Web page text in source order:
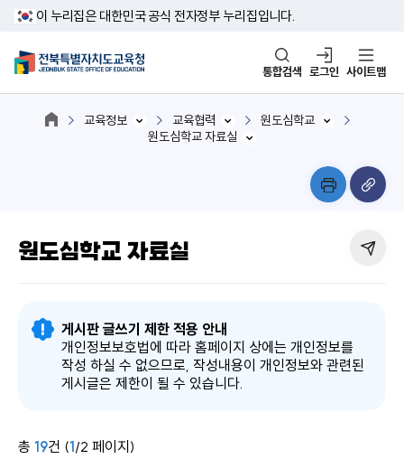
이 누리집은 대한민국 공식 전자정부 누리집입니다.
통합검색 로그인 사이트맵
교육정보 교육협력
원도심학교
원도심학교 자료실
원도심학교 자료실
게시판 글쓰기 제한 적용 안내
개인정보보호법에 따라 홈페이지 상에는 개인정보를
작성 하실 수 없으므로, 작성내용이 개인정보와 관련된
게시글은 제한이 될 수 있습니다.
총 19건 (1/2 페이지)